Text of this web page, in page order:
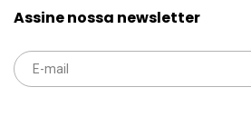
Assine nossa newsletter